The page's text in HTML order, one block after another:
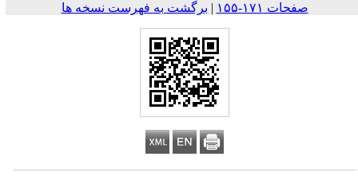
صفحات ۱۷۱-۱۵۵
| برگشت به فهرست نسخه ها